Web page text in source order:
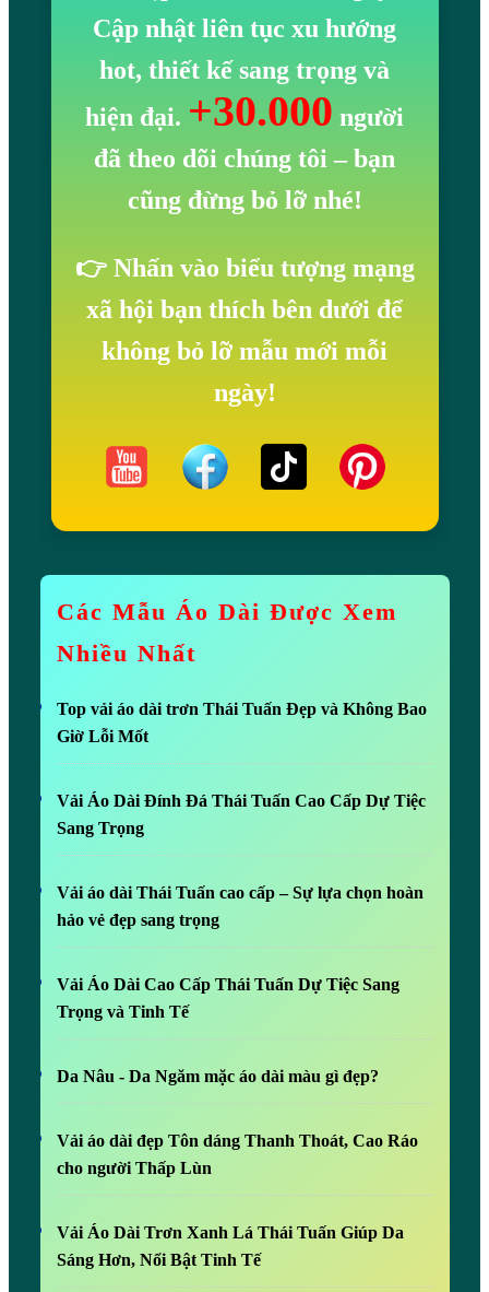
C
h
h
ụ
N
U
4
i
ẹ
p
,
ạ
ắ
t
,
Đ
g
n
Cập nhật liên tục xu hướng
hot, thiết kế sang trọng và
hiện đại. +30.000 người
đã theo dõi chúng tôi – bạn
cũng đừng bỏ lỡ nhé!
👉 Nhấn vào biểu tượng mạng
xã hội bạn thích bên dưới để
không bỏ lỡ mẫu mới mỗi
ngày!
Các Mẫu Áo Dài Được Xem
Nhiều Nhất
Top vải áo dài trơn Thái Tuấn Đẹp và Không Bao
Giờ Lỗi Mốt
Vải Áo Dài Đính Đá Thái Tuấn Cao Cấp Dự Tiệc
Sang Trọng
Vải áo dài Thái Tuấn cao cấp – Sự lựa chọn hoàn
hảo vẻ đẹp sang trọng
Vải Áo Dài Cao Cấp Thái Tuấn Dự Tiệc Sang
Trọng và Tinh Tế
Da Nâu - Da Ngăm mặc áo dài màu gì đẹp?
Vải áo dài đẹp Tôn dáng Thanh Thoát, Cao Ráo
cho người Thấp Lùn
Vải Áo Dài Trơn Xanh Lá Thái Tuấn Giúp Da
Sáng Hơn, Nổi Bật Tinh Tế